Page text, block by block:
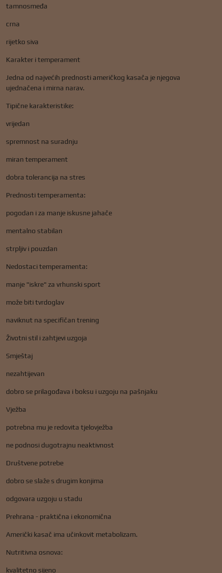
tamnosmeđa
crna
rijetko siva
Karakter i temperament
Jedna od najvećih prednosti američkog kasača je njegova
ujednačena i mirna narav.
Tipične karakteristike:
vrijedan
spremnost na suradnju
miran temperament
dobra tolerancija na stres
Prednosti temperamenta:
pogodan i za manje iskusne jahače
mentalno stabilan
strpljiv i pouzdan
Nedostaci temperamenta:
manje "iskre" za vrhunski sport
može biti tvrdoglav
naviknut na specifičan trening
Životni stil i zahtjevi uzgoja
Smještaj
nezahtijevan
dobro se prilagođava i boksu i uzgoju na pašnjaku
Vježba
potrebna mu je redovita tjelovježba
ne podnosi dugotrajnu neaktivnost
Društvene potrebe
dobro se slaže s drugim konjima
odgovara uzgoju u stadu
Prehrana - praktična i ekonomična
Američki kasač ima učinkovit metabolizam.
Nutritivna osnova:
kvalitetno sijeno